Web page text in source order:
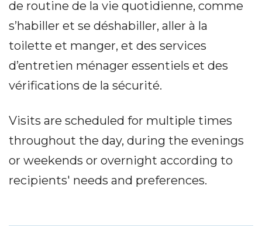
de routine de la vie quotidienne, comme
s’habiller et se déshabiller, aller à la
toilette et manger, et des services
d’entretien ménager essentiels et des
vérifications de la sécurité.
Visits are scheduled for multiple times
throughout the day, during the evenings
or weekends or overnight according to
recipients' needs and preferences.